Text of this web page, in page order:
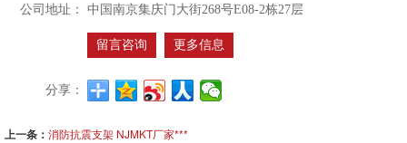
公司地址：
中国南京集庆门大街268号E08-2栋27层
留言咨询 更多信息
分享：
上一条： 消防抗震支架 NJMKT厂家***